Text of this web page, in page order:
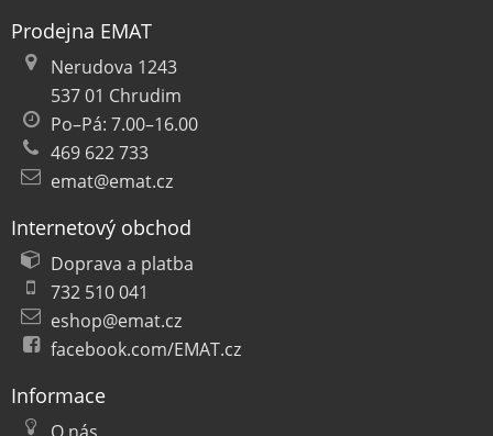
Prodejna EMAT
Nerudova 1243
537 01 Chrudim
Po–Pá: 7.00–16.00
469 622 733
emat@emat.cz
Internetový obchod
Doprava a platba
732 510 041
eshop@emat.cz
facebook.com/EMAT.cz
Informace